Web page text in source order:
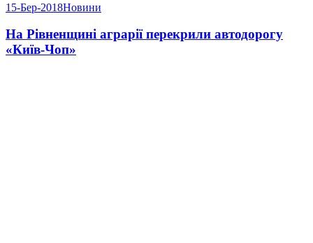
15-Бер-2018Новини
На Рівненщині аграрії перекрили автодорогу
«Київ-Чоп»